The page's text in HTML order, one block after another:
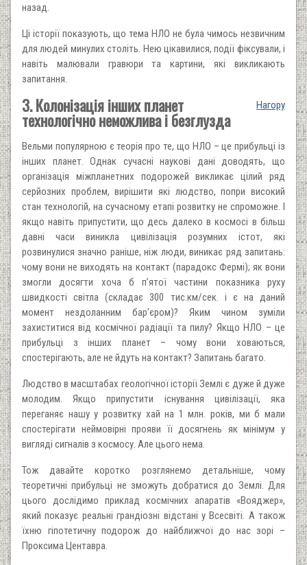
назад.
Ці історії показують, що тема НЛО не була чимось незвичним
для людей минулих століть. Нею цікавилися, події фіксували, і
навіть малювали гравюри та картини, які викликають
запитання.
Нагору
3. Колонізація інших планет
технологічно неможлива і безглузда
Вельми популярною є теорія про те, що НЛО – це прибульці із
інших планет. Однак сучасні наукові дані доводять, що
організація міжпланетних подорожей викликає цілий ряд
серйозних проблем, вирішити які людство, попри високий
стан технологій, на сучасному етапі розвитку не спроможне. І
якщо навіть припустити, що десь далеко в космосі в більш
давні часи виникла цивілізація розумних істот, які
розвинулися значно раніше, ніж люди, виникає ряд запитань:
чому вони не виходять на контакт (парадокс Фермі); як вони
змогли досягти хоча б п’ятої частини показника руху
швидкості світла (складає 300 тис.км/сек. і є на даний
момент нездоланним бар'єром)? Яким чином зуміли
захиститися від космічної радіації та пилу? Якщо НЛО – це
прибульці з інших планет – чому вони ховаються,
спостерігають, але не йдуть на контакт? Запитань багато.
Людство в масштабах геологічної історії Землі є дуже й дуже
молодим. Якщо припустити існування цивілізації, яка
переганяє нашу у розвитку хай на 1 млн. років, ми б мали
спостерігати неймовірні прояви її досягнень як мінімум у
вигляді сигналів з космосу. Але цього нема.
Тож давайте коротко розглянемо детальніше, чому
теоретичні прибульці не зможуть добратися до Землі. Для
цього дослідимо приклад космічних апаратів «Вояджер»,
який показує реальні грандіозні відстані у Всесвіті. А також
їхню гіпотетичну подорож до найближчої до нас зорі –
Проксима Центавра.